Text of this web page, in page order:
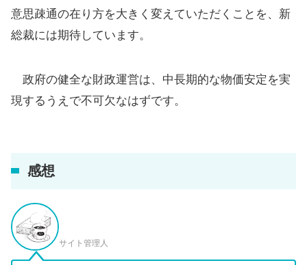
意思疎通の在り方を大きく変えていただくことを、新
総裁には期待しています。
政府の健全な財政運営は、中長期的な物価安定を実
現するうえで不可欠なはずです。
感想
サイト管理人